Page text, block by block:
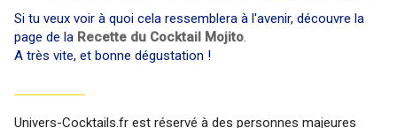
Si tu veux voir à quoi cela ressemblera à l'avenir, découvre la
page de la Recette du Cocktail Mojito.
A très vite, et bonne dégustation !
Univers-Cocktails.fr est réservé à des personnes majeures